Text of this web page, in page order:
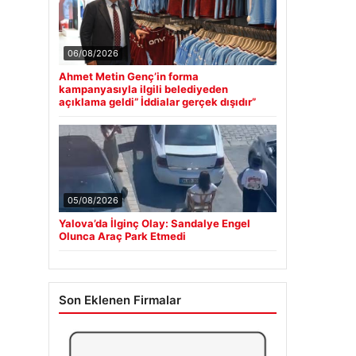
06/08/2026
Ahmet Metin Genç’in forma
kampanyasıyla ilgili belediyeden
açıklama geldi” İddialar gerçek dışıdır”
05/08/2026
Yalova’da İlginç Olay: Sandalye Engel
Olunca Araç Park Etmedi
Son Eklenen Firmalar